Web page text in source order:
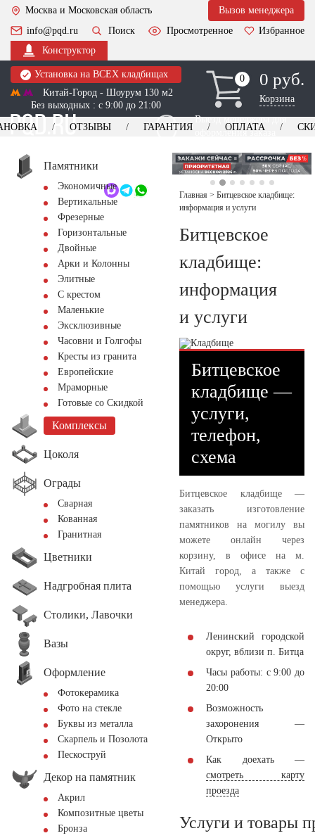
Москва и Московская область
Вызов менеджера
info@pqd.ru
Поиск Просмотренное
Избранное
Конструктор
Установка на ВСЕХ кладбищах
Китай-Город - Шоурум 130 м2
Без выходных : с 9:00 до 21:00
0
0 0 руб.
Корзина
Выезд менеджера для
оформления заказа
+7 (495) 518-44-23
Обратный звонок
ОТЗЫВЫ ГАРАНТИЯ ОПЛАТА
Памятники
Экономичные
Вертикальные
Фрезерные
Горизонтальные
Двойные
Арки и Колонны
Элитные
С крестом
Маленькие
Эксклюзивные
Часовни и Голгофы
Кресты из гранита
Европейские
Мраморные
Готовые со Скидкой
Комплексы
Цоколя
Ограды
Сварная
Кованная
Гранитная
Цветники
Надгробная плита
Столики, Лавочки
Вазы
Оформление
Фотокерамика
Фото на стекле
Буквы из металла
Скарпель и Позолота
Пескоструй
Декор на памятник
Акрил
Композитные цветы
Бронза
Главная > Битцевское кладбище:
информация и услуги
Битцевское
кладбище:
информация
и услуги
Битцевское
кладбище —
услуги,
телефон,
схема
Битцевское кладбище —
заказать изготовление
памятников на могилу вы
можете онлайн через
корзину, в офисе на м.
Китай город, а также с
помощью услуги выезд
менеджера.
Ленинский городской
округ, вблизи п. Битца
Часы работы: с 9:00 до
20:00
Возможность
захоронения —
Открыто
Как доехать —
смотреть карту
проезда
Услуги и товары